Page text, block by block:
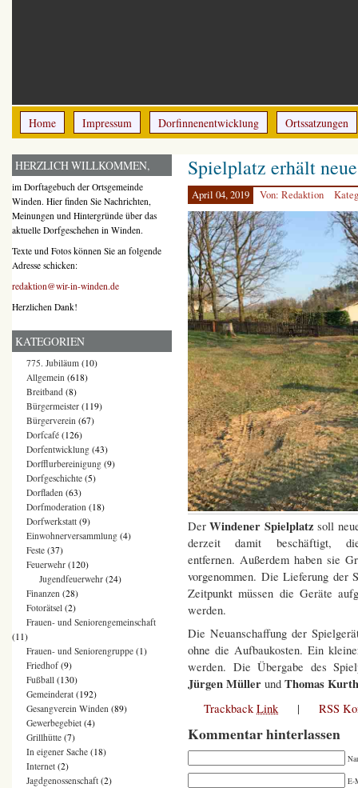
Home Impressum Dorfinnenentwicklung Ortssatzungen
Spielplatz erhält
April 04, 2019 Von: Redaktion
Der Windener Spielplatz soll
derzeit damit beschäftigt,
entfernen. Außerdem haben sie
vorgenommen. Die Lieferung der
Zeitpunkt müssen die Geräte
werden.
Die Neuanschaffung der
ohne die Aufbaukosten. Ein
werden. Die Übergabe des
Jürgen Müller und Thomas Kurth
TrackbackLink | RSS
Kommentar hinterlassen
E-
HERZLICH WILLKOMMEN,
im Dorftagebuch der Ortsgemeinde
Winden. Hier finden Sie Nachrichten,
Meinungen und Hintergründe über das
aktuelle Dorfgeschehen in Winden.
Texte und Fotos können Sie an folgende
Adresse schicken:
redaktion@wir-in-winden.de
Herzlichen Dank!
KATEGORIEN
775. Jubiläum (10)
Allgemein (618)
Breitband (8)
Bürgermeister (119)
Bürgerverein (67)
Dorfcafé (126)
Dorfentwicklung (43)
Dorfflurbereinigung (9)
Dorfgeschichte (5)
Dorfladen (63)
Dorfmoderation (18)
Dorfwerkstatt (9)
Einwohnerversammlung (4)
Feste (37)
Feuerwehr (120)
Jugendfeuerwehr (24)
Finanzen (28)
Fotorätsel (2)
Frauen- und Seniorengemeinschaft
(11)
Frauen- und Seniorengruppe (1)
Friedhof(9)
Fußball (130)
Gemeinderat (192)
Gesangverein Winden (89)
Gewerbegebiet (4)
Grillhütte (7)
In eigener Sache (18)
Internet (2)
Jagdgenossenschaft (2)